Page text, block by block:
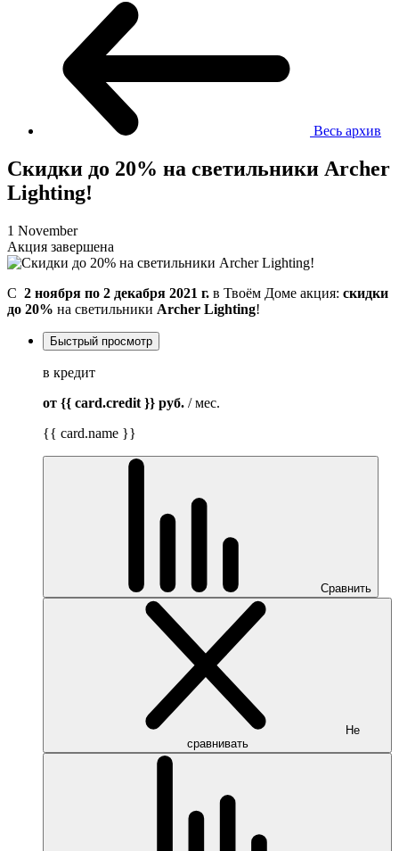
Весь архив
Скидки до 20% на светильники Archer
Lighting!
1 November
Акция завершена
C 2 ноября по 2 декабря 2021 г. в Твоём Доме акция: скидки
до 20% на светильники Archer Lighting!
Быстрый просмотр
в кредит
от {{ card.credit }} руб. / мес.
{{ card.name }}
Сравнить
Не
сравнивать